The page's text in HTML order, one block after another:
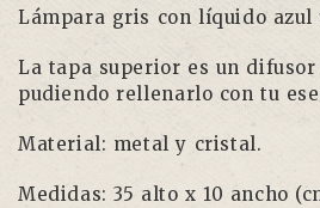
Lámpara gris con líquido azul
La tapa superior es un
pudiendo rellenarlo con tu
Material: metal y cristal.
Medidas: 35 alto x 10 ancho